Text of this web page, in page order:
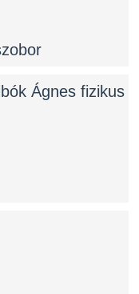
Ágnes fizikus